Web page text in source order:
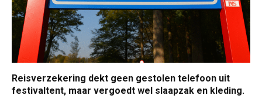
Reisverzekering dekt geen gestolen telefoon uit
festivaltent, maar vergoedt wel slaapzak en kleding.